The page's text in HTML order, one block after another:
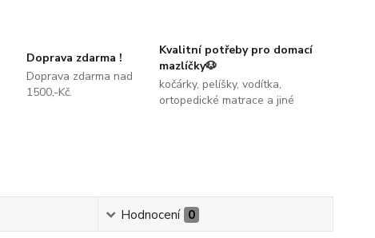
Doprava zdarma !
Doprava zdarma nad
1500,-Kč.
Kvalitní potřeby pro domací
mazlíčky🐶
kočárky, pelíšky, vodítka,
ortopedické matrace a jiné
Hodnocení 0